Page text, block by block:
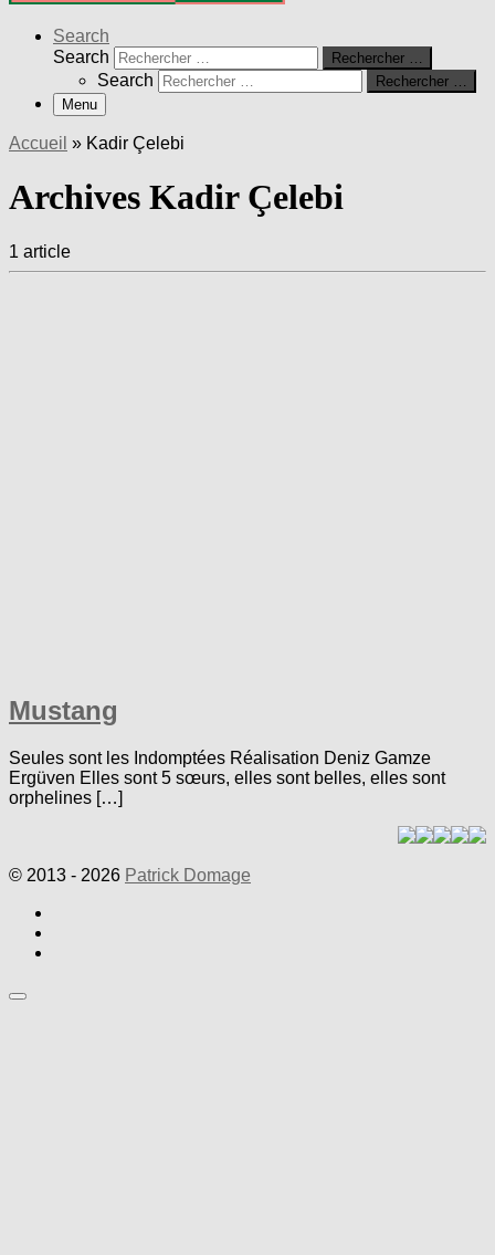
Search
Search
Rechercher …
Search
Rechercher …
Menu
Accueil » Kadir Çelebi
Archives Kadir Çelebi
1 article
Mustang
Seules sont les Indomptées Réalisation Deniz Gamze
Ergüven Elles sont 5 sœurs, elles sont belles, elles sont
orphelines […]
© 2013 - 2026 Patrick Domage